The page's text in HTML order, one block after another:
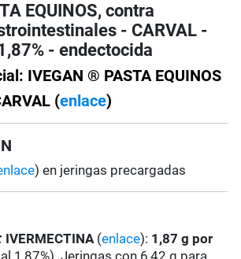
EQUINOS, contra
- CARVAL -
- endectocida
IVEGAN ® PASTA EQUINOS
(enlace)
) en jeringas precargadas
IVERMECTINA (enlace): 1,87 g por